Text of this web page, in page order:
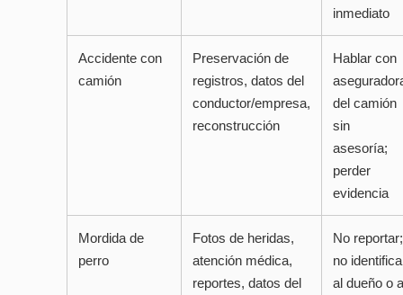
inmediato
Accidente con
camión
Preservación de
registros, datos del
conductor/empresa,
reconstrucción
Hablar con
del camión
sin
asesoría;
perder
evidencia
Mordida de
perro
Fotos de heridas,
atención médica,
reportes, datos del
No reportar;
no
al dueño o